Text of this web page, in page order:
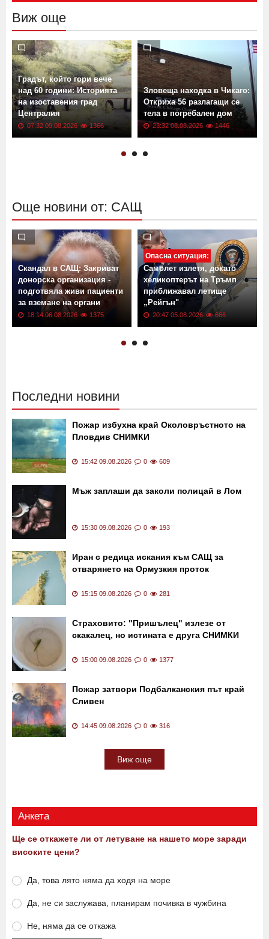
Виж още
Градът, който гори вече
над 60 години: Историята
на изоставения град
Централия
07:32 09.08.2026 1366
Зловеща находка в Чикаго:
Откриха 56 разлагащи се
тела в погребален дом
23:32 08.08.2026 1446
Още новини от: САЩ
Скандал в САЩ: Закриват
донорска организация -
подготвяла живи пациенти
за вземане на органи
18:14 06.08.2026 1375
Опасна ситуация:
Самолет излетя, докато
хеликоптерът на Тръмп
приближавал летище
„Рейгън"
20:47 05.08.2026 666
Последни новини
Пожар избухна край Околовръстното на
Пловдив СНИМКИ
15:42 09.08.2026 0 609
Мъж заплаши да заколи полицай в Лом
15:30 09.08.2026 0 193
Иран с редица искания към САЩ за
отварянето на Ормузкия проток
15:15 09.08.2026 0 281
Страховито: "Пришълец" излезе от
скакалец, но истината е друга СНИМКИ
15:00 09.08.2026 0 1377
Пожар затвори Подбалканския път край
Сливен
14:45 09.08.2026 0 316
Виж още
Анкета
Ще се откажете ли от летуване на нашето море заради
високите цени?
Да, това лято няма да ходя на море
Да, не си заслужава, планирам почивка в чужбина
Не, няма да се откажа